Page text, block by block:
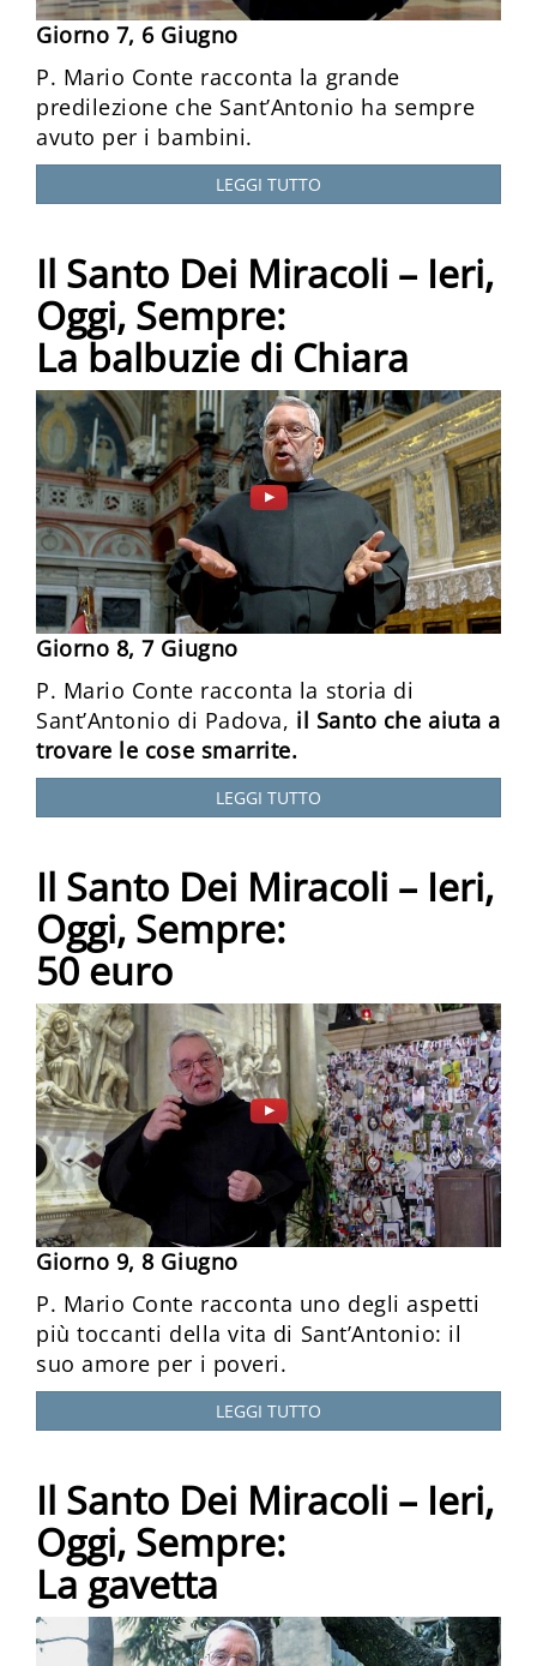
Giorno 7, 6 Giugno
P. Mario Conte racconta la grande
predilezione che Sant’Antonio ha sempre
avuto per i bambini.
LEGGI TUTTO
Il Santo Dei Miracoli – Ieri,
Oggi, Sempre:
La balbuzie di Chiara
Giorno 8, 7 Giugno
P. Mario Conte racconta la storia di
Sant’Antonio di Padova, il Santo che aiuta a
trovare le cose smarrite.
LEGGI TUTTO
Il Santo Dei Miracoli – Ieri,
Oggi, Sempre:
50 euro
Giorno 9, 8 Giugno
P. Mario Conte racconta uno degli aspetti
più toccanti della vita di Sant’Antonio: il
suo amore per i poveri.
LEGGI TUTTO
Il Santo Dei Miracoli – Ieri,
Oggi, Sempre:
La gavetta